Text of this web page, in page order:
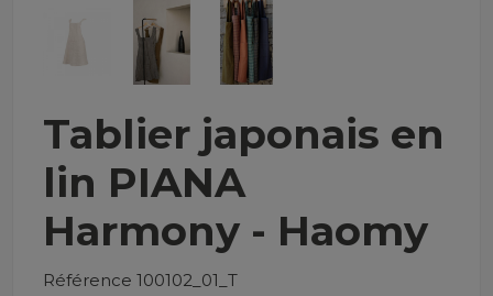
Tablier japonais en
lin PIANA
Harmony - Haomy
Référence 100102_01_T